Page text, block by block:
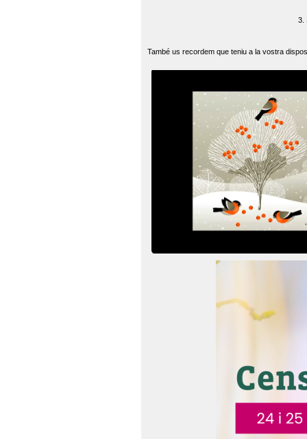
3.
També us recordem que teniu a la vostra